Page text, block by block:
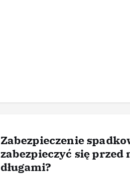
Zabezpieczenie
zabezpieczyć się
długami?